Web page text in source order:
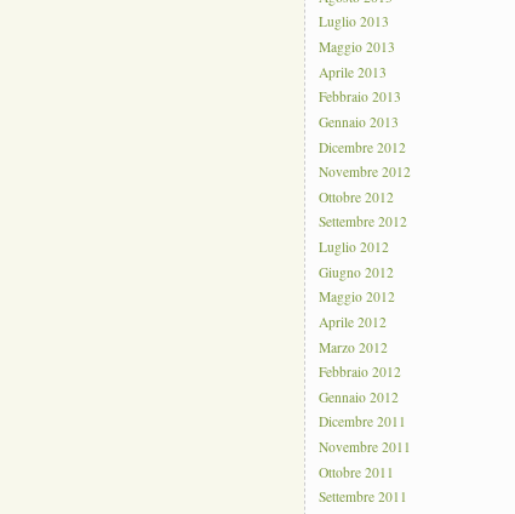
Luglio 2013
Maggio 2013
Aprile 2013
Febbraio 2013
Gennaio 2013
Dicembre 2012
Novembre 2012
Ottobre 2012
Settembre 2012
Luglio 2012
Giugno 2012
Maggio 2012
Aprile 2012
Marzo 2012
Febbraio 2012
Gennaio 2012
Dicembre 2011
Novembre 2011
Ottobre 2011
Settembre 2011